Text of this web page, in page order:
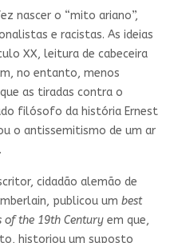
nascer o “mito ariano”,
e racistas. As ideias
XX, leitura de cabeceira
no entanto, menos
as tiradas contra o
filósofo da história Ernest
o antissemitismo de um ar
cidadão alemão de
publicou um best
of the 19th Centuryem que,
historiou um suposto